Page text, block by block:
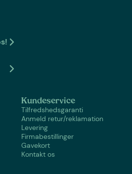
Kundeservice
Tilfredshedsgaranti
Anmeld retur/reklamation
Levering
Firmabestillinger
Gavekort
Kontakt os